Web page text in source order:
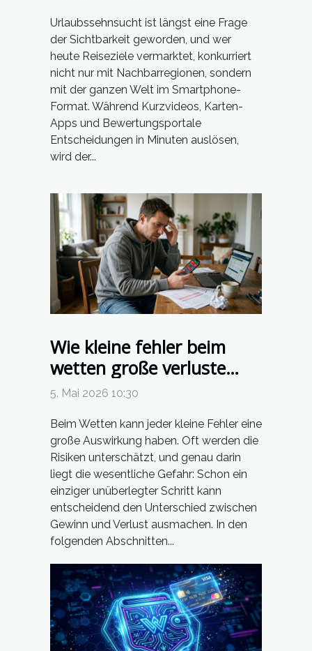
Urlaubssehnsucht ist längst eine Frage
der Sichtbarkeit geworden, und wer
heute Reiseziele vermarktet, konkurriert
nicht nur mit Nachbarregionen, sondern
mit der ganzen Welt im Smartphone-
Format. Während Kurzvideos, Karten-
Apps und Bewertungsportale
Entscheidungen in Minuten auslösen,
wird der...
Wie kleine fehler beim
wetten große verluste
verursachen können
5. Mai 2026 10:30
Beim Wetten kann jeder kleine Fehler eine
große Auswirkung haben. Oft werden die
Risiken unterschätzt, und genau darin
liegt die wesentliche Gefahr: Schon ein
einziger unüberlegter Schritt kann
entscheidend den Unterschied zwischen
Gewinn und Verlust ausmachen. In den
folgenden Abschnitten...